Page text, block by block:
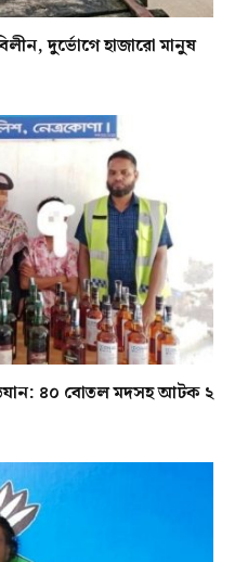
দুর্ভোগে হাজারো মানুষ
৪০ বোতল মদসহ আটক ২